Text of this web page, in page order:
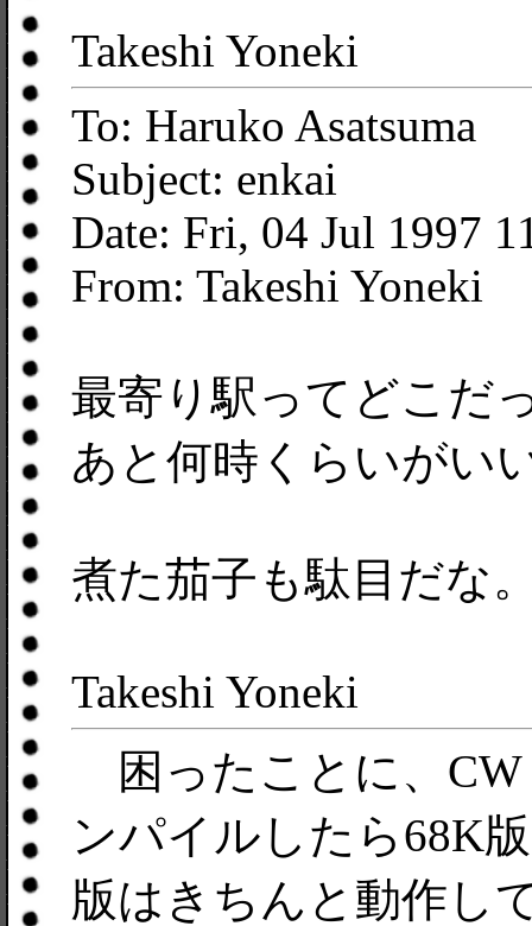
Takeshi Yoneki
To: Haruko Asatsuma
Subject: enkai
Date: Fri, 04 Jul 1997
From: Takeshi Yoneki
最寄り駅ってどこだ
あと何時くらいがい
煮た茄子も駄目だな
Takeshi Yoneki
困ったことに、CW
ンパイルしたら68K
版はきちんと動作し